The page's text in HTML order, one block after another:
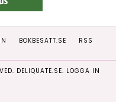
BOKBESATT.SE RSS
DELIQUATE.SE. LOGGA IN